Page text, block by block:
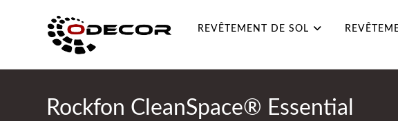
REVÊTEMENT DE SOL
Rockfon CleanSpace® Essential